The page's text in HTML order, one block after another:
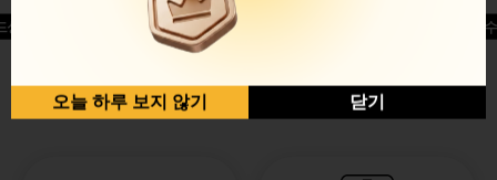
글윙
반반순살[레드+허니]
허니옥
오늘 하루 보지 않기 닫기